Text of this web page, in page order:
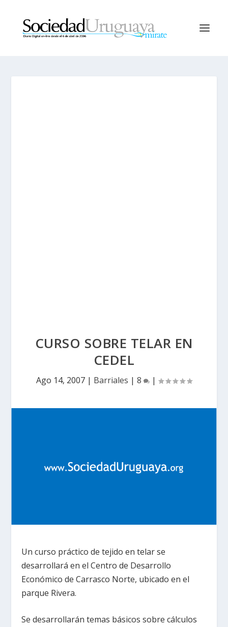
CURSO SOBRE TELAR EN
CEDEL
Ago 14, 2007 | Barriales | 8 |
Un curso práctico de tejido en telar se
desarrollará en el Centro de Desarrollo
Económico de Carrasco Norte, ubicado en el
parque Rivera.
Se desarrollarán temas básicos sobre cálculos